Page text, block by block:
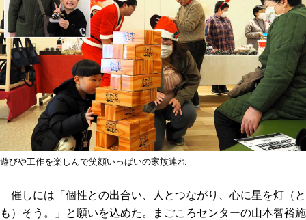
遊びや工作を楽しんで笑顔いっぱいの家族連れ
催しには「個性との出合い、人とつながり、心に星を灯（と
も）そう。」と願いを込めた。まごころセンターの山本智裕施